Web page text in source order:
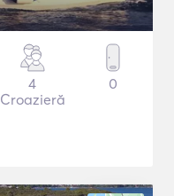
4
Croazieră
0